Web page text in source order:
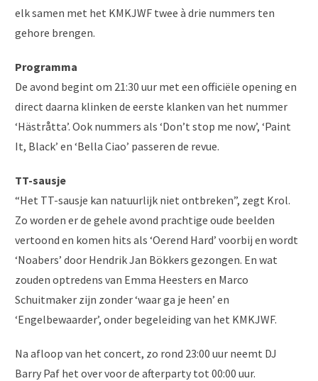
elk samen met het KMKJWF twee à drie nummers ten
gehore brengen.
Programma
De avond begint om 21:30 uur met een officiële opening en
direct daarna klinken de eerste klanken van het nummer
‘Hästråtta’. Ook nummers als ‘Don’t stop me now’, ‘Paint
It, Black’ en ‘Bella Ciao’ passeren de revue.
TT-sausje
“Het TT-sausje kan natuurlijk niet ontbreken”, zegt Krol.
Zo worden er de gehele avond prachtige oude beelden
vertoond en komen hits als ‘Oerend Hard’ voorbij en wordt
‘Noabers’ door Hendrik Jan Bökkers gezongen. En wat
zouden optredens van Emma Heesters en Marco
Schuitmaker zijn zonder ‘waar ga je heen’ en
‘Engelbewaarder’, onder begeleiding van het KMKJWF.
Na afloop van het concert, zo rond 23:00 uur neemt DJ
Barry Paf het over voor de afterparty tot 00:00 uur.